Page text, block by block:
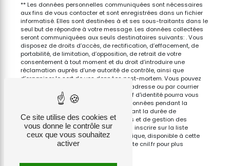
** Les données personnelles communiquées sont nécessaires
aux fins de vous contacter et sont enregistrées dans un fichier
informatisé. Elles sont destinées à et ses sous-traitants dans le
seul but de répondre à votre message. Les données collectées
seront communiquées aux seuls destinataires suivants: . Vous
disposez de droits d’accès, de rectification, d’effacement, de
portabilité, de limitation, d’opposition, de retrait de votre
consentement à tout moment et du droit d’introduire une
réclamation auprès d’une autorité de contrôle, ainsi que
d’organiser le sort de vos données post-mortem. Vous pouvez
exercer ces droits par voie postale à l'adresse ou par courrier
électronique à l'adresse . Un justificatif d'identité pourra vous
être demandé. Nous conservons vos données pendant la
période de prise de contact puis pendant la durée de
prescription légale aux fins probatoires et de gestion des
contentieux. Vous avez le droit de vous inscrire sur la liste
d'opposition au démarchage téléphonique, disponible à cette
Bloctel.gouv.fr
. Consultez le site cnil.fr pour plus
Ce site utilise des cookies et
vous donne le contrôle sur
ceux que vous souhaitez
activer